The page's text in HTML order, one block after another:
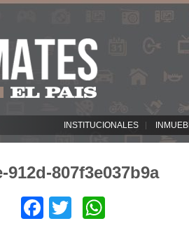
INSTITUCIONALES
912d-807f3e037b9a
Facebook
Twitter